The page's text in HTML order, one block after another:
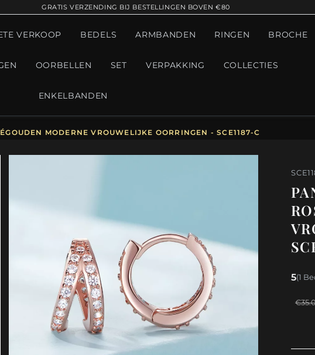
GRATIS VERZENDING BIJ BESTELLINGEN BOVEN €80
VERKOOP BEDELS ARMBANDEN RINGEN BROCHE
OORBELLEN SET VERPAKKING COLLECTIES
ENKELBANDEN
MODERNE VROUWELIJKE OORRINGEN - SCE1187-C
5(1